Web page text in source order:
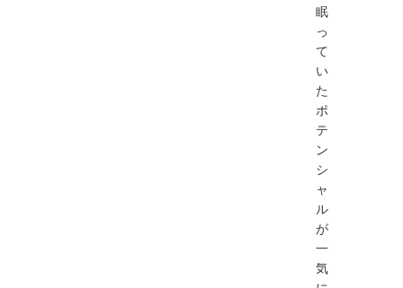
眠
っ
て
い
た
ポ
テ
ン
シ
ャ
ル
が
一
気